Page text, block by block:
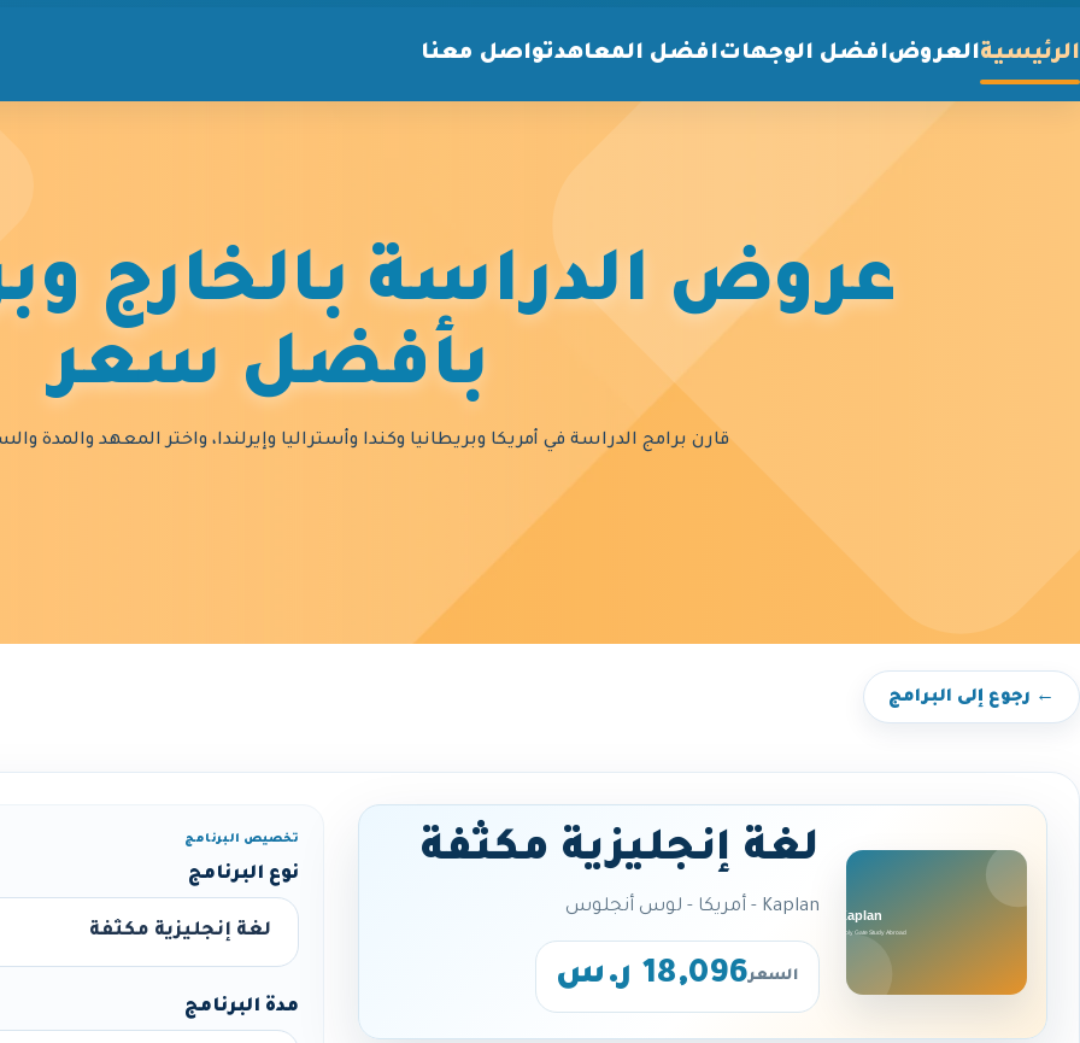
الرئيسيةالعروضافضل الوجهاتافضل المعاهدتواصل معنا
عروض الدراسة بالخارج
بأفضل سعر
قارن برامج الدراسة في أمريكا وبريطانيا وكندا وأستراليا وإيرلندا، واختر المعهد والمدة
← رجوع إلى البرامج
لغة إنجليزية مكثفة
Kaplan - أمريكا - لوس أنجلوس
السعر18,096 ر.س
تخصيص البرنامج
نوع البرنامج
مدة البرنامج